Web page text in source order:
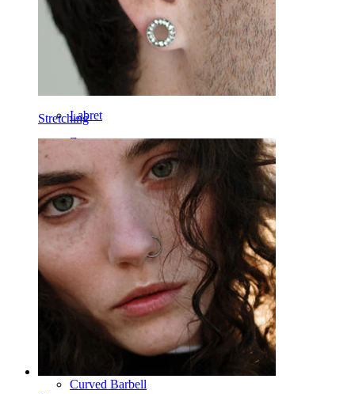
Stretching
Septum
Clip-on
Labret
Zunge
Nase
Tragus
Barbell
Rook
Hufeisen
Curved Barbell